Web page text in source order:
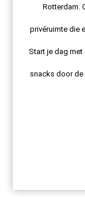
Rotterdam.
privéruimte die
Start je dag
snacks door de